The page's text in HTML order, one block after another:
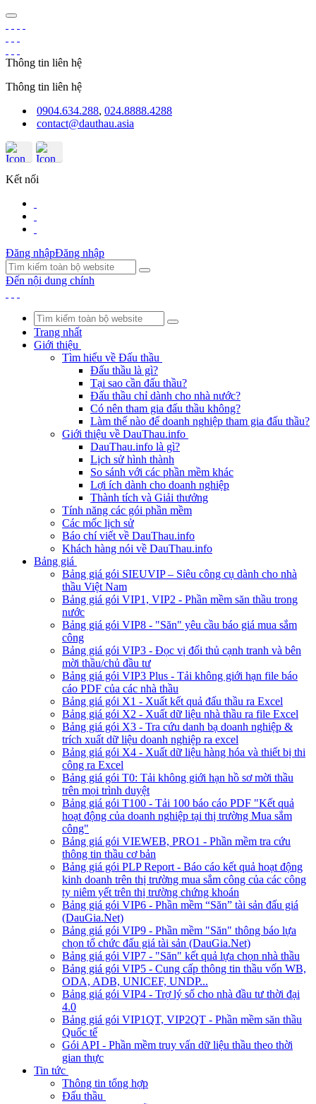
Thông tin liên hệ
Thông tin liên hệ
0904.634.288, 024.8888.4288
contact@dauthau.asia
Kết nối
Đăng nhậpĐăng nhập
Đến nội dung chính
Trang nhất
Giới thiệu
Tìm hiểu về Đấu thầu
Đấu thầu là gì?
Tại sao cần đấu thầu?
Đấu thầu chỉ dành cho nhà nước?
Có nên tham gia đấu thầu không?
Làm thế nào để doanh nghiệp tham gia đấu thầu?
Giới thiệu về DauThau.info
DauThau.info là gì?
Lịch sử hình thành
So sánh với các phần mềm khác
Lợi ích dành cho doanh nghiệp
Thành tích và Giải thưởng
Tính năng các gói phần mềm
Các mốc lịch sử
Báo chí viết về DauThau.info
Khách hàng nói về DauThau.info
Bảng giá
Bảng giá gói SIEUVIP – Siêu công cụ dành cho nhà
thầu Việt Nam
Bảng giá gói VIP1, VIP2 - Phần mềm săn thầu trong
nước
Bảng giá gói VIP8 - "Săn" yêu cầu báo giá mua sắm
công
Bảng giá gói VIP3 - Đọc vị đối thủ cạnh tranh và bên
mời thầu/chủ đầu tư
Bảng giá gói VIP3 Plus - Tải không giới hạn file báo
cáo PDF của các nhà thầu
Bảng giá gói X1 - Xuất kết quả đấu thầu ra Excel
Bảng giá gói X2 - Xuất dữ liệu nhà thầu ra file Excel
Bảng giá gói X3 - Tra cứu danh bạ doanh nghiệp &
trích xuất dữ liệu doanh nghiệp ra excel
Bảng giá gói X4 - Xuất dữ liệu hàng hóa và thiết bị thi
công ra Excel
Bảng giá gói T0: Tải không giới hạn hồ sơ mời thầu
trên mọi trình duyệt
Bảng giá gói T100 - Tải 100 báo cáo PDF "Kết quả
hoạt động của doanh nghiệp tại thị trường Mua sắm
công"
Bảng giá gói VIEWEB, PRO1 - Phần mềm tra cứu
thông tin thầu cơ bản
Bảng giá gói PLP Report - Báo cáo kết quả hoạt động
kinh doanh trên thị trường mua sắm công của các công
ty niêm yết trên thị trường chứng khoán
Bảng giá gói VIP6 - Phần mềm “Săn” tài sản đấu giá
(DauGia.Net)
Bảng giá gói VIP9 - Phần mềm "Săn" thông báo lựa
chọn tổ chức đấu giá tài sản (DauGia.Net)
Bảng giá gói VIP7 - "Săn" kết quả lựa chọn nhà thầu
Bảng giá gói VIP5 - Cung cấp thông tin thầu vốn WB,
ODA, ADB, UNICEF, UNDP...
Bảng giá gói VIP4 - Trợ lý số cho nhà đầu tư thời đại
4.0
Bảng giá gói VIP1QT, VIP2QT - Phần mềm săn thầu
Quốc tế
Gói API - Phần mềm truy vấn dữ liệu thầu theo thời
gian thực
Tin tức
Thông tin tổng hợp
Đấu thầu